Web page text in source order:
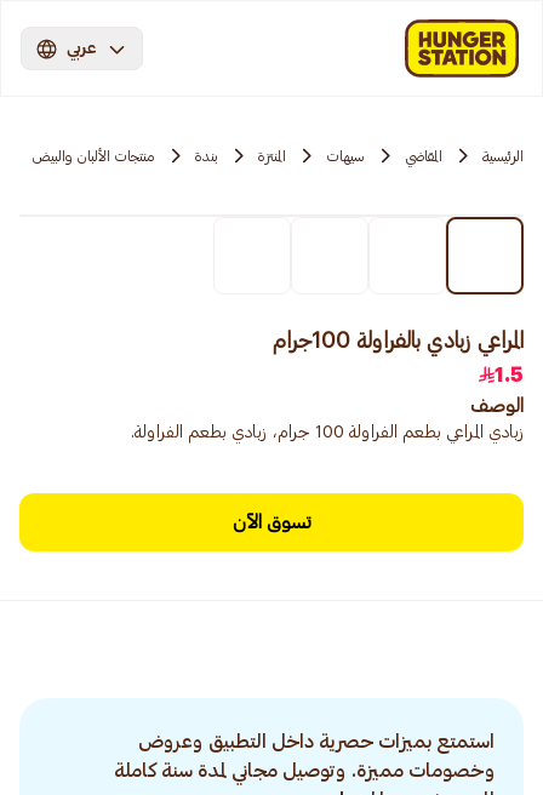
عربي
الرئيسية المقاضي سيهات المنتزة بندة منتجات الألبان والبيض
المراعي زبادي بالفراولة 100جرام
1.5
الوصف
زبادي المراعي بطعم الفراولة 100 جرام، زبادي بطعم الفراولة.
تسوق الآن
استمتع بميزات حصرية داخل التطبيق وعروض
وخصومات مميزة. وتوصيل مجاني لمدة سنة كاملة